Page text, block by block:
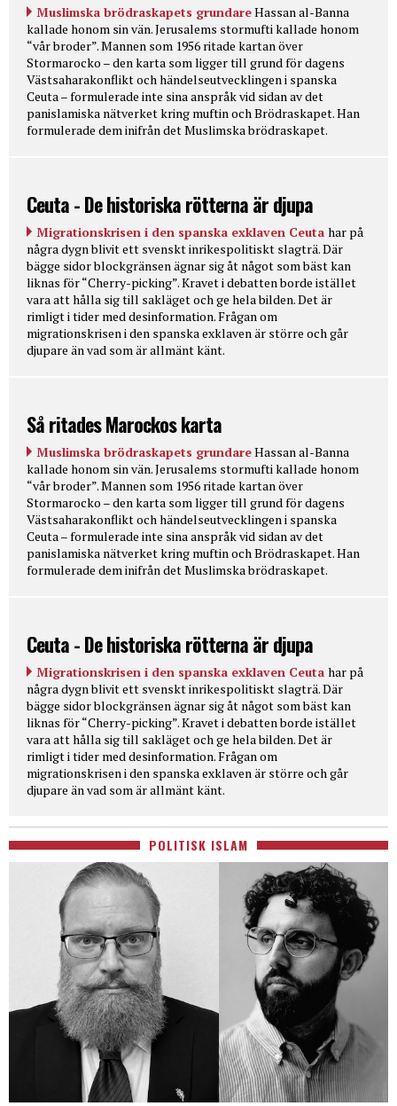
Muslimska brödraskapets grundareHassan al-Banna
kallade honom sin vän. Jerusalems stormufti kallade honom
“vår broder”. Mannen som 1956 ritade kartan över
Stormarocko – den karta som ligger till grund för dagens
Västsaharakonflikt och händelseutvecklingen i spanska
Ceuta – formulerade inte sina anspråk vid sidan av det
panislamiska nätverket kring muftin och Brödraskapet. Han
formulerade dem inifrån det Muslimska brödraskapet.
Ceuta - De historiska rötterna är djupa
Migrationskrisen i den spanska exklaven Ceuta har på
några dygn blivit ett svenskt inrikespolitiskt slagträ. Där
bägge sidor blockgränsen ägnar sig åt något som bäst kan
liknas för “Cherry-picking”. Kravet i debatten borde istället
vara att hålla sig till sakläget och ge hela bilden. Det är
rimligt i tider med desinformation. Frågan om
migrationskrisen i den spanska exklaven är större och går
djupare än vad som är allmänt känt.
Så ritades Marockos karta
Muslimska brödraskapets grundareHassan al-Banna
kallade honom sin vän. Jerusalems stormufti kallade honom
“vår broder”. Mannen som 1956 ritade kartan över
Stormarocko – den karta som ligger till grund för dagens
Västsaharakonflikt och händelseutvecklingen i spanska
Ceuta – formulerade inte sina anspråk vid sidan av det
panislamiska nätverket kring muftin och Brödraskapet. Han
formulerade dem inifrån det Muslimska brödraskapet.
Ceuta - De historiska rötterna är djupa
Migrationskrisen i den spanska exklaven Ceuta har på
några dygn blivit ett svenskt inrikespolitiskt slagträ. Där
bägge sidor blockgränsen ägnar sig åt något som bäst kan
liknas för “Cherry-picking”. Kravet i debatten borde istället
vara att hålla sig till sakläget och ge hela bilden. Det är
rimligt i tider med desinformation. Frågan om
migrationskrisen i den spanska exklaven är större och går
djupare än vad som är allmänt känt.
POLITISK ISLAM